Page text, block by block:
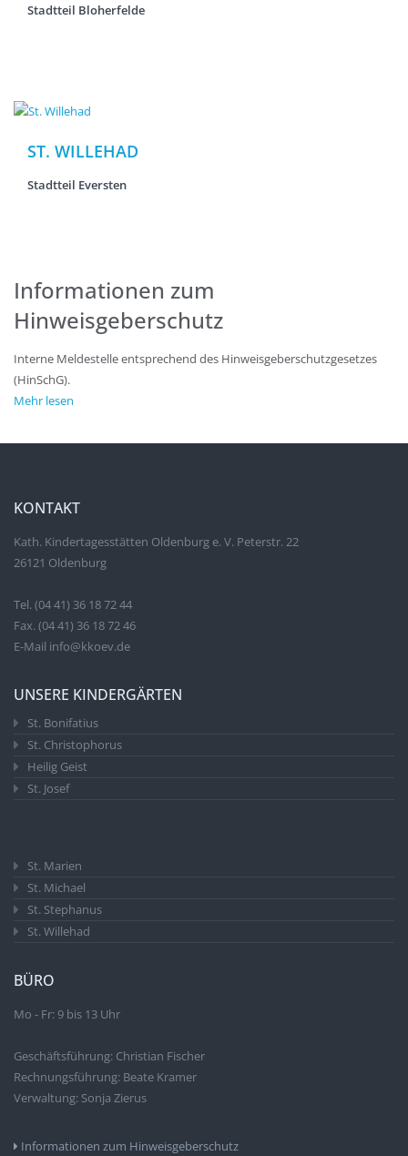
Stadtteil Bloherfelde
ST. WILLEHAD
Stadtteil Eversten
Informationen zum
Hinweisgeberschutz
Interne Meldestelle entsprechend des Hinweisgeberschutzgesetzes
(HinSchG).
Mehr lesen
KONTAKT
Kath. Kindertagesstätten Oldenburg e. V. Peterstr. 22
26121 Oldenburg
Tel. (04 41) 36 18 72 44
Fax. (04 41) 36 18 72 46
E-Mail info@kkoev.de
UNSERE KINDERGÄRTEN
St. Bonifatius
St. Christophorus
Heilig Geist
St. Josef
St. Marien
St. Michael
St. Stephanus
St. Willehad
BÜRO
Mo - Fr: 9 bis 13 Uhr
Geschäftsführung: Christian Fischer
Rechnungsführung: Beate Kramer
Verwaltung: Sonja Zierus
Informationen zum Hinweisgeberschutz